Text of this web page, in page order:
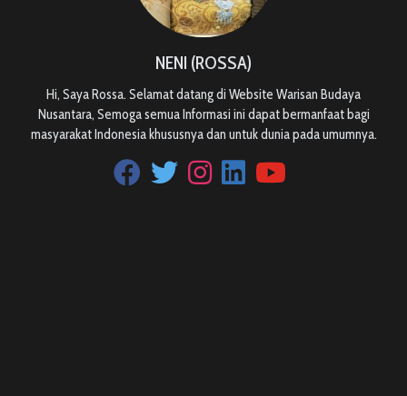
NENI (ROSSA)
Hi, Saya Rossa. Selamat datang di Website Warisan Budaya
Nusantara, Semoga semua Informasi ini dapat bermanfaat bagi
masyarakat Indonesia khususnya dan untuk dunia pada umumnya.